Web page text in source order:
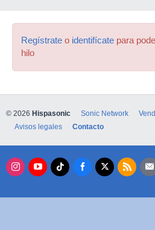
Regístrate o identifícate para
hilo
© 2026 Hispasonic Sonic Network
Avisos legales
Contacto